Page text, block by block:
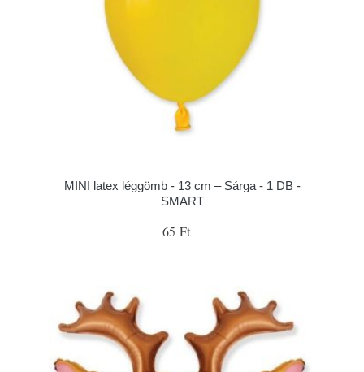
MINI latex léggömb - 13 cm – Sárga - 1 DB -
SMART
65 Ft